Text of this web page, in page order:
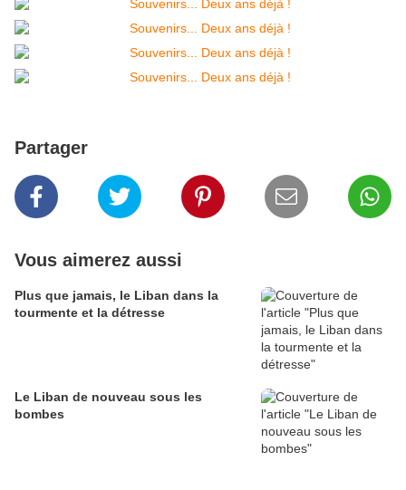
Partager
Vous aimerez aussi
Plus que jamais, le Liban dans la
tourmente et la détresse
Le Liban de nouveau sous les
bombes